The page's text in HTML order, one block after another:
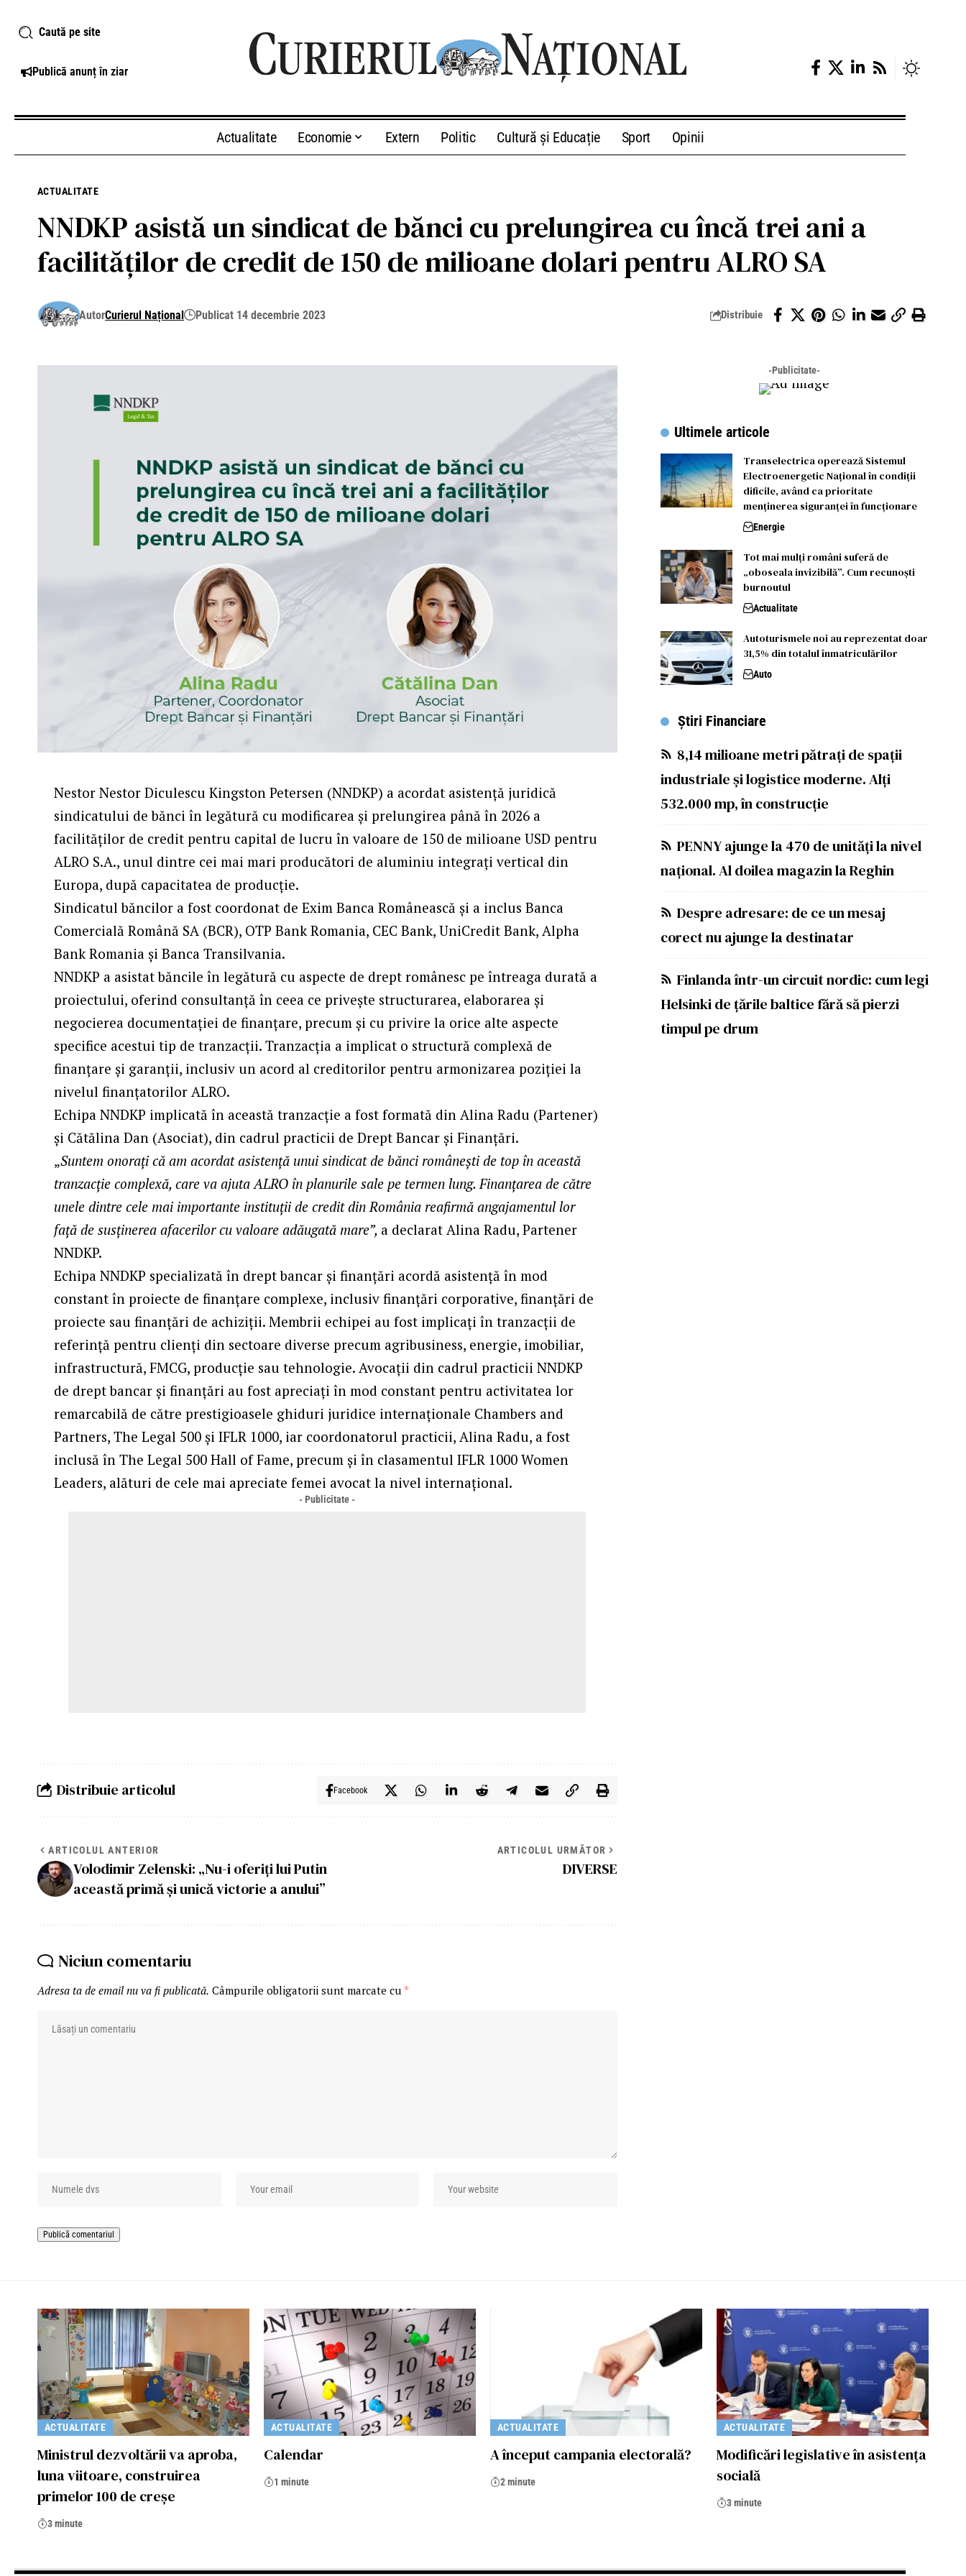
Caută pe site
Publică anunț în ziar
Actualitate Economie Extern Politic Cultură și Educație Sport Opinii
ACTUALITATE
NNDKP asistă un sindicat de bănci cu prelungirea cu încă trei ani a
facilităților de credit de 150 de milioane dolari pentru ALRO SA
AutorCurierul Național Publicat 14 decembrie 2023 Distribuie
Nestor Nestor Diculescu Kingston Petersen (NNDKP) a acordat asistență juridică
sindicatului de bănci în legătură cu modificarea și prelungirea până în 2026 a
facilităților de credit pentru capital de lucru în valoare de 150 de milioane USD pentru
ALRO S.A., unul dintre cei mai mari producători de aluminiu integrați vertical din
Europa, după capacitatea de producție.
Sindicatul băncilor a fost coordonat de Exim Banca Românească și a inclus Banca
Comercială Română SA (BCR), OTP Bank Romania, CEC Bank, UniCredit Bank, Alpha
Bank Romania și Banca Transilvania.
NNDKP a asistat băncile în legătură cu aspecte de drept românesc pe întreaga durată a
proiectului, oferind consultanță în ceea ce privește structurarea, elaborarea și
negocierea documentației de finanțare, precum și cu privire la orice alte aspecte
specifice acestui tip de tranzacții. Tranzacția a implicat o structură complexă de
finanțare și garanții, inclusiv un acord al creditorilor pentru armonizarea poziției la
nivelul finanțatorilor ALRO.
Echipa NNDKP implicată în această tranzacție a fost formată din Alina Radu (Partener)
și Cătălina Dan (Asociat), din cadrul practicii de Drept Bancar și Finanțări.
„Suntem onorați că am acordat asistență unui sindicat de bănci românești de top în această
tranzacție complexă, care va ajuta ALRO în planurile sale pe termen lung. Finanțarea de către
unele dintre cele mai importante instituții de credit din România reafirmă angajamentul lor
față de susținerea afacerilor cu valoare adăugată mare”, a declarat Alina Radu, Partener
NNDKP.
Echipa NNDKP specializată în drept bancar și finanțări acordă asistență în mod
constant în proiecte de finanțare complexe, inclusiv finanțări corporative, finanțări de
proiecte sau finanțări de achiziții. Membrii echipei au fost implicați în tranzacții de
referință pentru clienți din sectoare diverse precum agribusiness, energie, imobiliar,
infrastructură, FMCG, producție sau tehnologie. Avocații din cadrul practicii NNDKP
de drept bancar și finanțări au fost apreciați în mod constant pentru activitatea lor
remarcabilă de către prestigioasele ghiduri juridice internaționale Chambers and
Partners, The Legal 500 și IFLR 1000, iar coordonatorul practicii, Alina Radu, a fost
inclusă în The Legal 500 Hall of Fame, precum și în clasamentul IFLR 1000 Women
Leaders, alături de cele mai apreciate femei avocat la nivel internațional.
- Publicitate -
Distribuie articolul Facebook
ARTICOLUL ANTERIOR
Volodimir Zelenski: „Nu-i oferiți lui Putin
această primă și unică victorie a anului”
ARTICOLUL URMĂTOR
DIVERSE
Niciun comentariu
Adresa ta de email nu va fi publicată. Câmpurile obligatorii sunt marcate cu *
-Publicitate-
Ultimele articole
Transelectrica operează Sistemul
Electroenergetic Național în condiții
dificile, având ca prioritate
menținerea siguranței în funcționare
Energie
Tot mai mulți români suferă de
„oboseala invizibilă”. Cum recunoști
burnoutul
Actualitate
Autoturismele noi au reprezentat doar
31,5% din totalul înmatriculărilor
Auto
Știri Financiare
8,14 milioane metri pătrați de spații
industriale și logistice moderne. Alți
532.000 mp, în construcție
PENNY ajunge la 470 de unități la nivel
național. Al doilea magazin la Reghin
Despre adresare: de ce un mesaj
corect nu ajunge la destinatar
Finlanda într-un circuit nordic: cum legi
Helsinki de țările baltice fără să pierzi
timpul pe drum
ACTUALITATE
Ministrul dezvoltării va aproba,
luna viitoare, construirea
primelor 100 de creșe
3 minute
ACTUALITATE
Calendar
1 minute
ACTUALITATE
A început campania electorală?
2 minute
ACTUALITATE
Modificări legislative în asistența
socială
3 minute